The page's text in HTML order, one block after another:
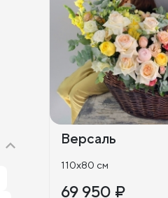
Версаль
110x80 см
69 950 ₽